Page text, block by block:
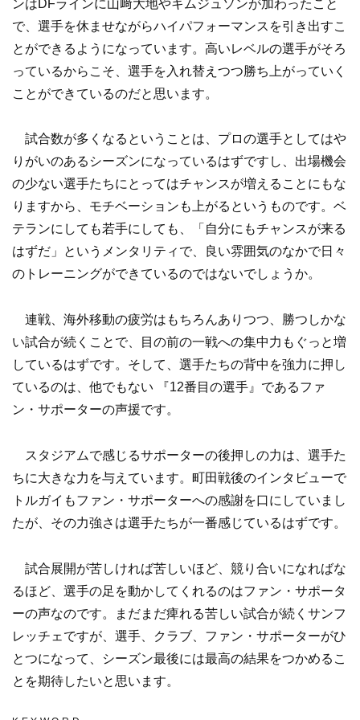
ンはDFラインに山﨑大地やキムジュソンが加わったこと
で、選手を休ませながらハイパフォーマンスを引き出すこ
とができるようになっています。高いレベルの選手がそろ
っているからこそ、選手を入れ替えつつ勝ち上がっていく
ことができているのだと思います。
試合数が多くなるということは、プロの選手としてはや
りがいのあるシーズンになっているはずですし、出場機会
の少ない選手たちにとってはチャンスが増えることにもな
りますから、モチベーションも上がるというものです。ベ
テランにしても若手にしても、「自分にもチャンスが来る
はずだ」というメンタリティで、良い雰囲気のなかで日々
のトレーニングができているのではないでしょうか。
連戦、海外移動の疲労はもちろんありつつ、勝つしかな
い試合が続くことで、目の前の一戦への集中力もぐっと増
しているはずです。そして、選手たちの背中を強力に押し
ているのは、他でもない 『12番目の選手』であるファ
ン・サポーターの声援です。
スタジアムで感じるサポーターの後押しの力は、選手た
ちに大きな力を与えています。町田戦後のインタビューで
トルガイもファン・サポーターへの感謝を口にしていまし
たが、その力強さは選手たちが一番感じているはずです。
試合展開が苦しければ苦しいほど、競り合いになればな
るほど、選手の足を動かしてくれるのはファン・サポータ
ーの声なのです。まだまだ痺れる苦しい試合が続くサンフ
レッチェですが、選手、クラブ、ファン・サポーターがひ
とつになって、シーズン最後には最高の結果をつかめるこ
とを期待したいと思います。